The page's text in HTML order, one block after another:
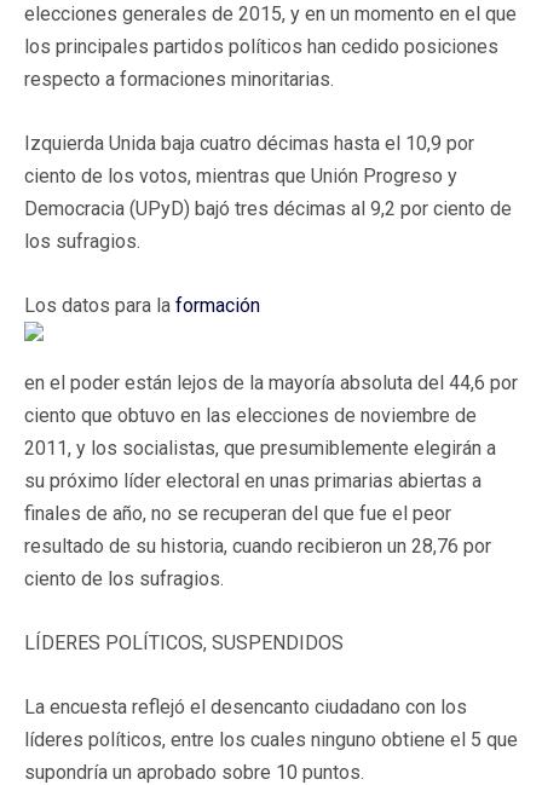
elecciones generales de 2015, y en un momento en el que
los principales partidos políticos han cedido posiciones
respecto a formaciones minoritarias.
Izquierda Unida baja cuatro décimas hasta el 10,9 por
ciento de los votos, mientras que Unión Progreso y
Democracia (UPyD) bajó tres décimas al 9,2 por ciento de
los sufragios.
Los datos para la formación
en el poder están lejos de la mayoría absoluta del 44,6 por
ciento que obtuvo en las elecciones de noviembre de
2011, y los socialistas, que presumiblemente elegirán a
su próximo líder electoral en unas primarias abiertas a
finales de año, no se recuperan del que fue el peor
resultado de su historia, cuando recibieron un 28,76 por
ciento de los sufragios.
LÍDERES POLÍTICOS, SUSPENDIDOS
La encuesta reflejó el desencanto ciudadano con los
líderes políticos, entre los cuales ninguno obtiene el 5 que
supondría un aprobado sobre 10 puntos.